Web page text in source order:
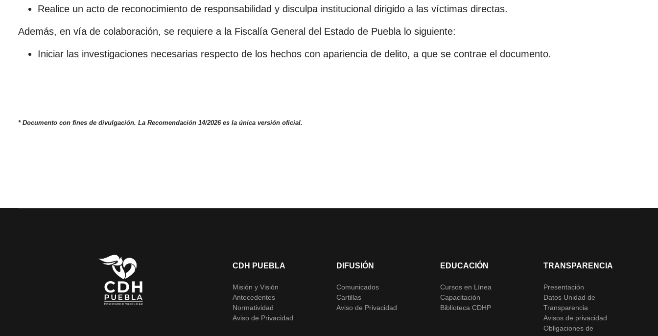
Realice un acto de reconocimiento de responsabilidad y disculpa institucional dirigido a las víctimas directas.
Además, en vía de colaboración, se requiere a la Fiscalía General del Estado de Puebla lo siguiente:
Iniciar las investigaciones necesarias respecto de los hechos con apariencia de delito, a que se contrae el documento.
* Documento con fines de divulgación. La Recomendación 14/2026 es la única versión oficial.
CDH PUEBLA
Misión y Visión
Antecedentes
Normatividad
Aviso de Privacidad
DIFUSIÓN
Comunicados
Cartillas
Aviso de Privacidad
EDUCACIÓN
Cursos en Línea
Capacitación
Biblioteca CDHP
TRANSPARENCIA
Presentación
Datos Unidad de
Transparencia
Avisos de privacidad
Obligaciones de